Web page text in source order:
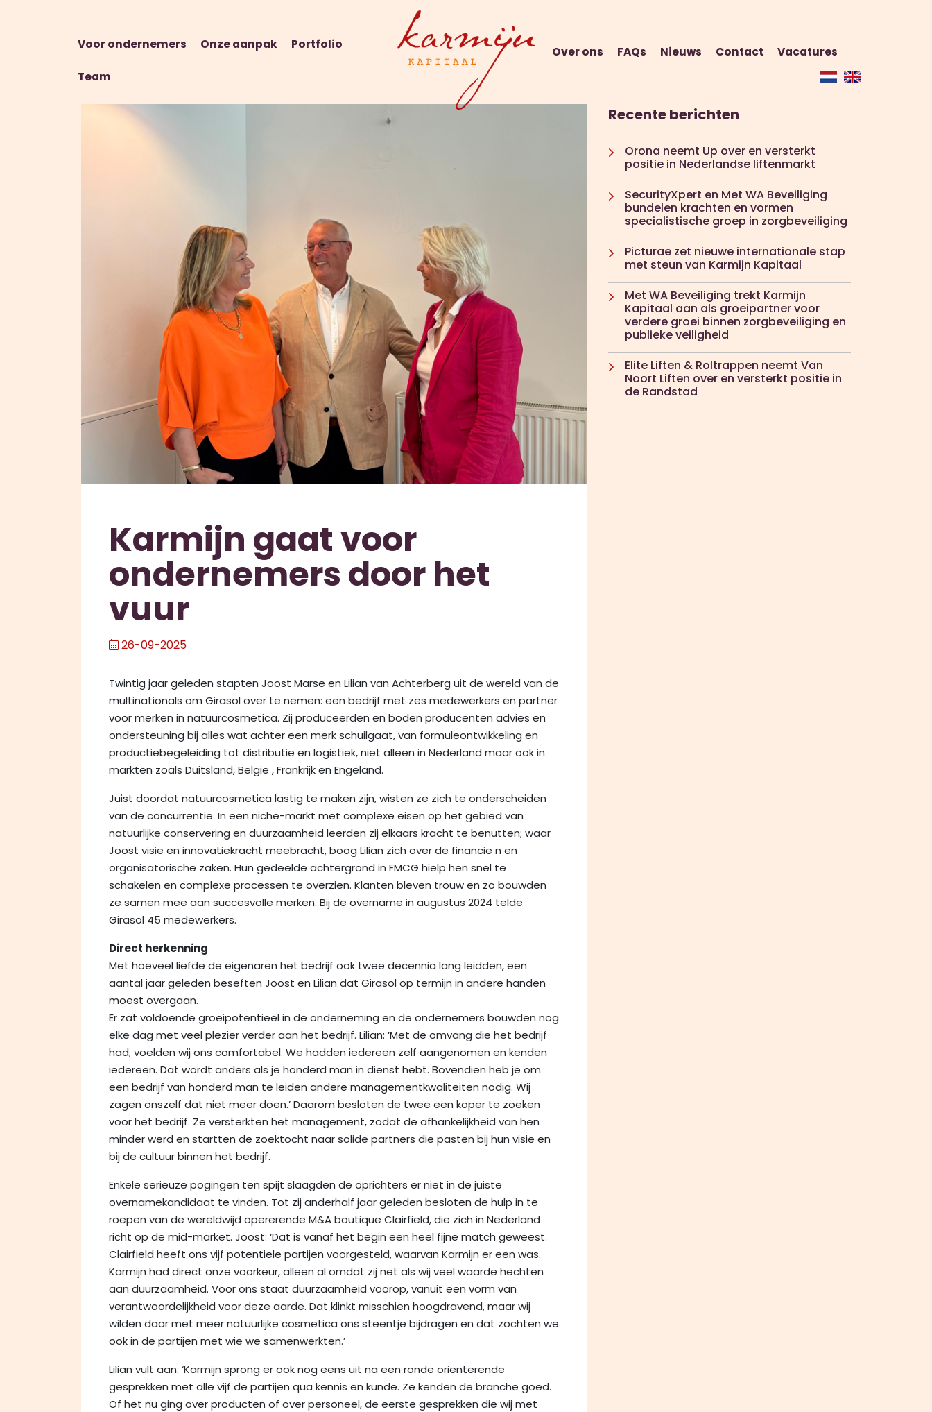
Voor ondernemers Onze aanpak Portfolio
Team
Over ons FAQs Nieuws Contact Vacatures
Karmijn gaat voor
ondernemers door het
vuur
26-09-2025
Twintig jaar geleden stapten Joost Marse en Lilian van Achterberg uit de wereld van de
multinationals om Girasol over te nemen: een bedrijf met zes medewerkers en partner
voor merken in natuurcosmetica. Zij produceerden en boden producenten advies en
ondersteuning bij alles wat achter een merk schuilgaat, van formuleontwikkeling en
productiebegeleiding tot distributie en logistiek, niet alleen in Nederland maar ook in
markten zoals Duitsland, Belgie , Frankrijk en Engeland.
Juist doordat natuurcosmetica lastig te maken zijn, wisten ze zich te onderscheiden
van de concurrentie. In een niche-markt met complexe eisen op het gebied van
natuurlijke conservering en duurzaamheid leerden zij elkaars kracht te benutten; waar
Joost visie en innovatiekracht meebracht, boog Lilian zich over de financie n en
organisatorische zaken. Hun gedeelde achtergrond in FMCG hielp hen snel te
schakelen en complexe processen te overzien. Klanten bleven trouw en zo bouwden
ze samen mee aan succesvolle merken. Bij de overname in augustus 2024 telde
Girasol 45 medewerkers.
Direct herkenning
Met hoeveel liefde de eigenaren het bedrijf ook twee decennia lang leidden, een
aantal jaar geleden beseften Joost en Lilian dat Girasol op termijn in andere handen
moest overgaan.
Er zat voldoende groeipotentieel in de onderneming en de ondernemers bouwden nog
elke dag met veel plezier verder aan het bedrijf. Lilian: ‘Met de omvang die het bedrijf
had, voelden wij ons comfortabel. We hadden iedereen zelf aangenomen en kenden
iedereen. Dat wordt anders als je honderd man in dienst hebt. Bovendien heb je om
een bedrijf van honderd man te leiden andere managementkwaliteiten nodig. Wij
zagen onszelf dat niet meer doen.’ Daarom besloten de twee een koper te zoeken
voor het bedrijf. Ze versterkten het management, zodat de afhankelijkheid van hen
minder werd en startten de zoektocht naar solide partners die pasten bij hun visie en
bij de cultuur binnen het bedrijf.
Enkele serieuze pogingen ten spijt slaagden de oprichters er niet in de juiste
overnamekandidaat te vinden. Tot zij anderhalf jaar geleden besloten de hulp in te
roepen van de wereldwijd opererende M&A boutique Clairfield, die zich in Nederland
richt op de mid-market. Joost: ‘Dat is vanaf het begin een heel fijne match geweest.
Clairfield heeft ons vijf potentiele partijen voorgesteld, waarvan Karmijn er een was.
Karmijn had direct onze voorkeur, alleen al omdat zij net als wij veel waarde hechten
aan duurzaamheid. Voor ons staat duurzaamheid voorop, vanuit een vorm van
verantwoordelijkheid voor deze aarde. Dat klinkt misschien hoogdravend, maar wij
wilden daar met meer natuurlijke cosmetica ons steentje bijdragen en dat zochten we
ook in de partijen met wie we samenwerkten.’
Lilian vult aan: ‘Karmijn sprong er ook nog eens uit na een ronde orienterende
gesprekken met alle vijf de partijen qua kennis en kunde. Ze kenden de branche goed.
Of het nu ging over producten of over personeel, de eerste gesprekken die wij met
Recente berichten
Orona neemt Up over en versterkt
positie in Nederlandse liftenmarkt
SecurityXpert en Met WA Beveiliging
bundelen krachten en vormen
specialistische groep in zorgbeveiliging
Picturae zet nieuwe internationale stap
met steun van Karmijn Kapitaal
Met WA Beveiliging trekt Karmijn
Kapitaal aan als groeipartner voor
verdere groei binnen zorgbeveiliging en
publieke veiligheid
Elite Liften & Roltrappen neemt Van
Noort Liften over en versterkt positie in
de Randstad